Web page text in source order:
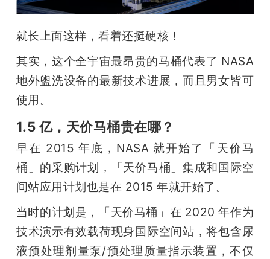
就长上面这样，看着还挺硬核！
其实，这个全宇宙最昂贵的马桶代表了 NASA
地外盥洗设备的最新技术进展，而且男女皆可
使用。
1.5 亿，天价马桶贵在哪？
早在 2015 年底，NASA 就开始了「天价马
桶」的采购计划，「天价马桶」集成和国际空
间站应用计划也是在 2015 年就开始了。
当时的计划是，「天价马桶」在 2020 年作为
技术演示有效载荷现身国际空间站，将包含尿
液预处理剂量泵/预处理质量指示装置，不仅